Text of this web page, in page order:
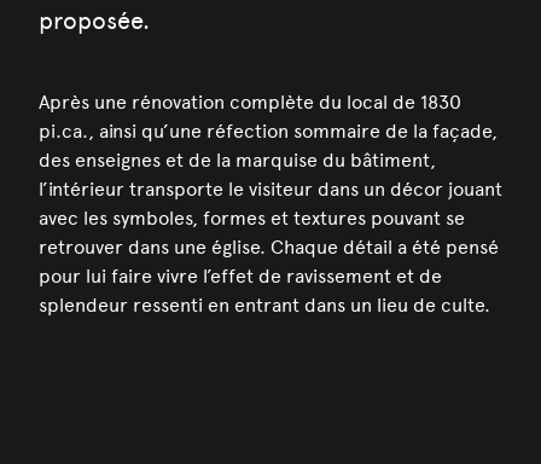
proposée.
Après une rénovation complète du local de 1830
pi.ca., ainsi qu’une réfection sommaire de la façade,
des enseignes et de la marquise du bâtiment,
l’intérieur transporte le visiteur dans un décor jouant
avec les symboles, formes et textures pouvant se
retrouver dans une église. Chaque détail a été pensé
pour lui faire vivre l’effet de ravissement et de
splendeur ressenti en entrant dans un lieu de culte.